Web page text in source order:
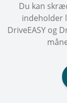
Du kan
indeholder
DriveEASY og